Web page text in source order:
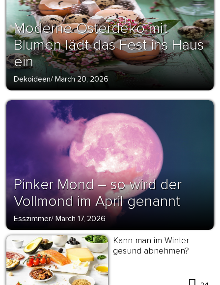
Moderne Osterdeko mit
Blumen lädt das Fest ins Haus
ein
Dekoideen/ March 20, 2026
Pinker Mond – so wird der
Vollmond im April genannt
Esszimmer/ March 17, 2026
Kann man im Winter
gesund abnehmen?